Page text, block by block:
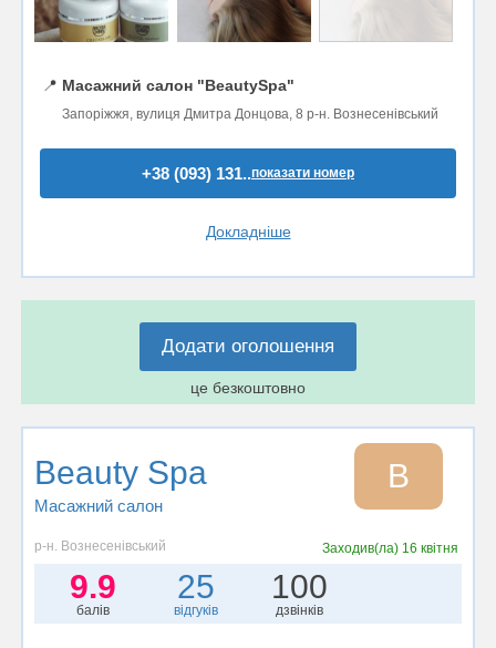
📍 Масажний салон "BeautySpa"
Запоріжжя, вулиця Дмитра Донцова, 8 р-н. Вознесенівський
+38 (093) 131..показати номер
Докладніше
Додати оголошення
це безкоштовно
Beauty Spa
Масажний салон
B
р-н. Вознесенівський Заходив(ла) 16 квітня
9.9
балів
25
відгуків
100
дзвінків